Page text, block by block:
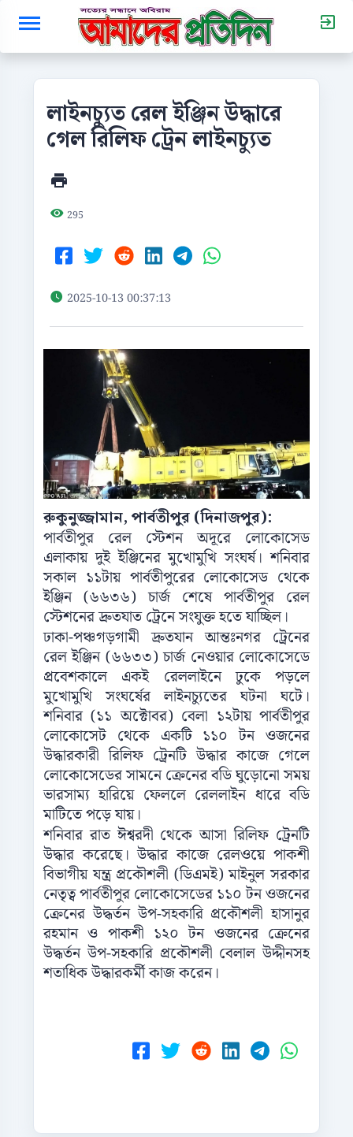
লাইনচ্যুত রেল ইঞ্জিন উদ্ধারে
গেল রিলিফ ট্রেন লাইনচ্যুত
295
2025-10-13 00:37:13
রুকুনুজ্জামান, পার্বতীপুর (দিনাজপুর):
পার্বতীপুর রেল স্টেশন অদূরে লোকোসেড
এলাকায় দুই ইঞ্জিনের মুখোমুখি সংঘর্ষ। শনিবার
সকাল ১১টায় পার্বতীপুরের লোকোসেড থেকে
ইঞ্জিন (৬৬৩৬) চার্জ শেষে পার্বতীপুর রেল
স্টেশনের দ্রুতযাত ট্রেনে সংযুক্ত হতে যাচ্ছিল।
ঢাকা-পঞ্চগড়গামী দ্রুতযান আন্তঃনগর ট্রেনের
রেল ইঞ্জিন (৬৬৩৩) চার্জ নেওয়ার লোকোসেডে
প্রবেশকালে একই রেললাইনে ঢুকে পড়লে
মুখোমুখি সংঘর্ষের লাইনচ্যুতের ঘটনা ঘটে।
শনিবার (১১ অক্টোবর) বেলা ১২টায় পার্বতীপুর
লোকোসেট থেকে একটি ১১০ টন ওজনের
উদ্ধারকারী রিলিফ ট্রেনটি উদ্ধার কাজে গেলে
লোকোসেডের সামনে ক্রেনের বডি ঘুড়োনো সময়
ভারসাম্য হারিয়ে ফেললে রেললাইন ধারে বডি
মাটিতে পড়ে যায়।
শনিবার রাত ঈশ্বরদী থেকে আসা রিলিফ ট্রেনটি
উদ্ধার করেছে। উদ্ধার কাজে রেলওয়ে পাকশী
বিভাগীয় যন্ত্র প্রকৌশলী (ডিএমই) মাইনুল সরকার
নেতৃত্ব পার্বতীপুর লোকোসেডের ১১০ টন ওজনের
ক্রেনের উদ্ধর্তন উপ-সহকারি প্রকৌশলী হাসানুর
রহমান ও পাকশী ১২০ টন ওজনের ক্রেনের
উদ্ধর্তন উপ-সহকারি প্রকৌশলী বেলাল উদ্দীনসহ
শতাধিক উদ্ধারকর্মী কাজ করেন।